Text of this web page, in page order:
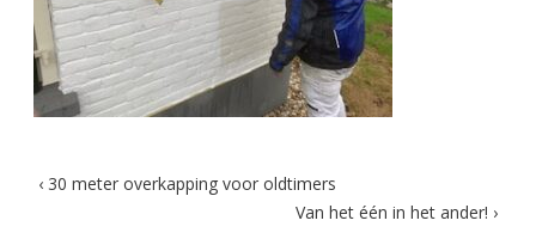
Post
‹ 30 meter overkapping voor oldtimers
Van het één in het ander! ›